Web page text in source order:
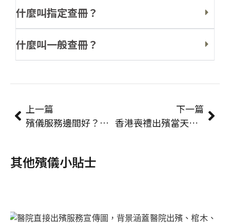
什麼叫指定查冊？
什麼叫一般查冊？
上一篇
殯儀服務邊間好？選擇殯儀公司實用指南
下一篇
香港喪禮出殯當天流程指南
其他殯儀小貼士